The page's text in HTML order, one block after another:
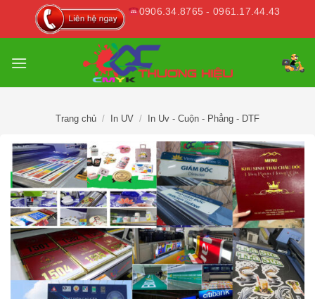
0906.34.8765 - 0961.17.44.43
Trang chủ / In UV / In Uv - Cuộn - Phẳng - DTF